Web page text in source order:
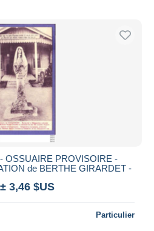
OSSUAIRE PROVISOIRE -
de BERTHE GIRARDET -
± 3,46 $US
Particulier